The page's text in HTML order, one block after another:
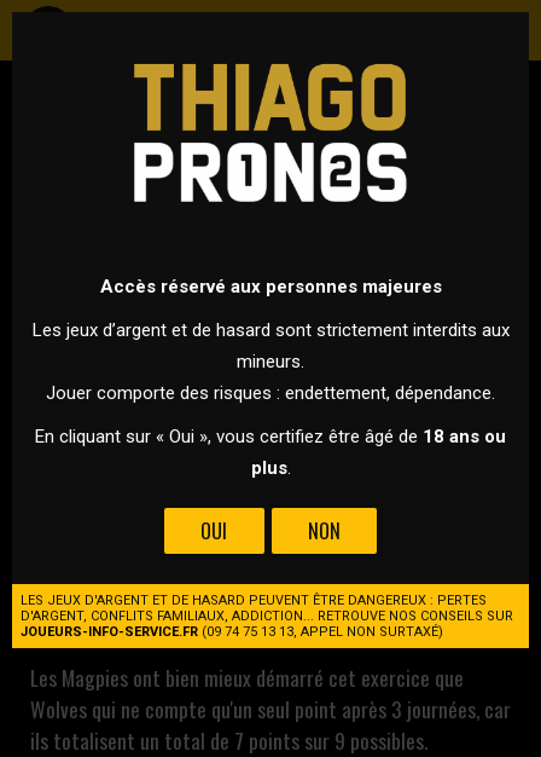
FOOTBALL
ANGLETERRE - PREMIER LEAGUE
15 SEPTEMBRE 2024 À 17H30
VS
EN CLÔTURE DE CETTE 4ÈME JOURNÉE DE PREMIER LEAGUE,
WOLVES REÇOIT NEWCASTLE !
Pour ce dernier match de cette journée de Premier League,
Wolves qui est toujours à la recherche de sa 1ère victoire
de la saison aura encore fort à faire ce week-end avec la
réception de Newcastle.
Les Magpies ont bien mieux démarré cet exercice que
Wolves qui ne compte qu'un seul point après 3 journées, car
ils totalisent un total de 7 points sur 9 possibles.
Accès réservé aux personnes majeures
Les jeux d’argent et de hasard sont strictement interdits aux
mineurs.
Jouer comporte des risques : endettement, dépendance.
En cliquant sur « Oui », vous certifiez être âgé de 18 ans ou
plus.
OUI NON
LES JEUX D'ARGENT ET DE HASARD PEUVENT ÊTRE DANGEREUX : PERTES
D'ARGENT, CONFLITS FAMILIAUX, ADDICTION... RETROUVE NOS CONSEILS SUR
JOUEURS-INFO-SERVICE.FR (09 74 75 13 13, APPEL NON SURTAXÉ)